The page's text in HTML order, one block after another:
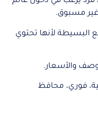
غير مسبوق.
البسيطة لأنها تحتوي
والأسعار.
فوري، محافظ